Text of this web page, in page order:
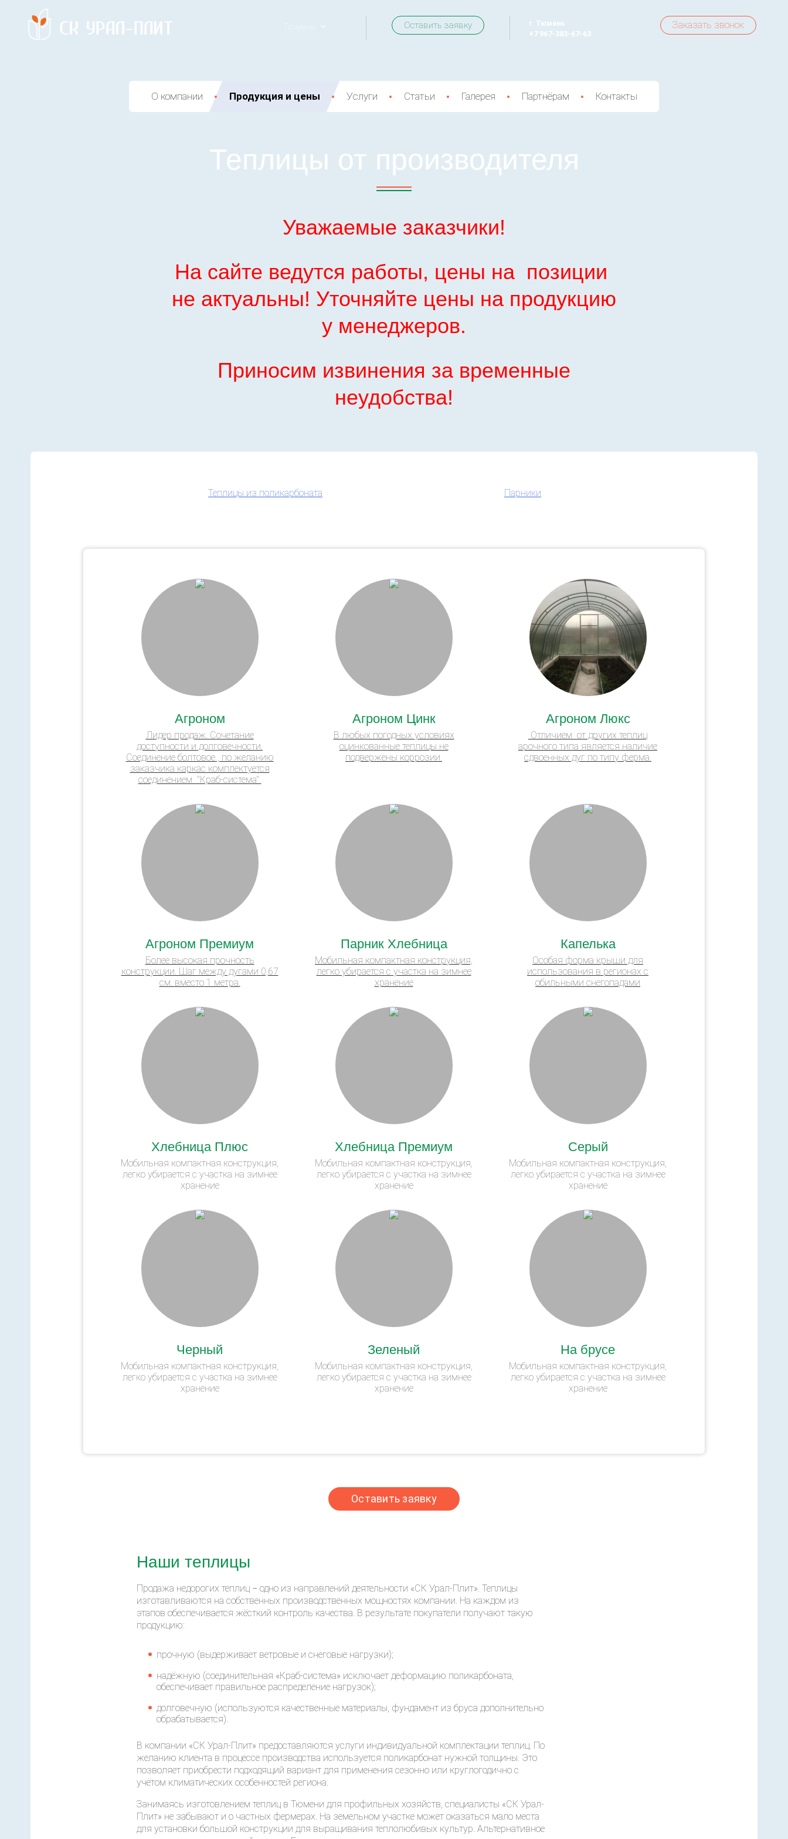
Оставить заявку г. Тюмень
+7 967-383-67-63
Заказать звонок
О компании Продукция и цены Услуги Статьи Галерея Партнёрам Контакты
Теплицы от производителя
Уважаемые заказчики!
На сайте ведутся работы, цены на позиции
не актуальны! Уточняйте цены на продукцию
у менеджеров.
Приносим извинения за временные
неудобства!
Теплицы из поликарбоната Парники
Агроном
Лидер продаж. Сочетание
доступности и долговечности.
Соединение болтовое , по желанию
заказчика каркас комплектуется
соединением "Краб-система"
Агроном Цинк
В любых погодных условиях
оцинкованные теплицы не
подвержены коррозии.
Агроном Люкс
Отличием от других теплиц
арочного типа является наличие
сдвоенных дуг по типу ферма.
Агроном Премиум
Более высокая прочность
конструкции. Шаг между дугами 0,67
см. вместо 1 метра.
Парник Хлебница
Мобильная компактная конструкция,
легко убирается с участка на зимнее
хранение
Капелька
Особая форма крыши для
использования в регионах с
обильными снегопадами
Хлебница Плюс
Мобильная компактная конструкция,
легко убирается с участка на зимнее
хранение
Хлебница Премиум
Мобильная компактная конструкция,
легко убирается с участка на зимнее
хранение
Серый
Мобильная компактная конструкция,
легко убирается с участка на зимнее
хранение
Черный
Мобильная компактная конструкция,
легко убирается с участка на зимнее
хранение
Зеленый
Мобильная компактная конструкция,
легко убирается с участка на зимнее
хранение
На брусе
Мобильная компактная конструкция,
легко убирается с участка на зимнее
хранение
Оставить заявку
Наши теплицы
Продажа недорогих теплиц − одно из направлений деятельности «СК Урал-Плит». Теплицы
изготавливаются на собственных производственных мощностях компании. На каждом из
этапов обеспечивается жёсткий контроль качества. В результате покупатели получают такую
продукцию:
прочную (выдерживает ветровые и снеговые нагрузки);
надёжную (соединительная «Краб-система» исключает деформацию поликарбоната,
обеспечивает правильное распределение нагрузок);
долговечную (используются качественные материалы, фундамент из бруса дополнительно
обрабатывается).
В компании «СК Урал-Плит» предоставляются услуги индивидуальной комплектации теплиц. По
желанию клиента в процессе производства используется поликарбонат нужной толщины. Это
позволяет приобрести подходящий вариант для применения сезонно или круглогодично с
учётом климатических особенностей региона.
Занимаясь изготовлением теплиц в Тюмени для профильных хозяйств, специалисты «СК Урал-
Плит» не забывают и о частных фермерах. На земельном участке может оказаться мало места
для установки большой конструкции для выращивания теплолюбивых культур. Альтернативное